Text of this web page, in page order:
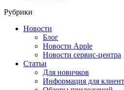
Рубрики
Новости
Блог
Новости Apple
Новости сервис-центра
Статьи
Для новичков
Информация для